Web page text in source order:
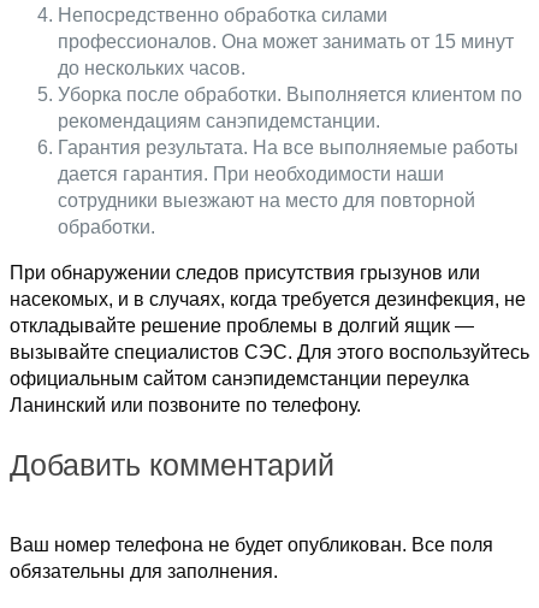
Непосредственно обработка силами
профессионалов. Она может занимать от 15 минут
до нескольких часов.
Уборка после обработки. Выполняется клиентом по
рекомендациям санэпидемстанции.
Гарантия результата. На все выполняемые работы
дается гарантия. При необходимости наши
сотрудники выезжают на место для повторной
обработки.
При обнаружении следов присутствия грызунов или
насекомых, и в случаях, когда требуется дезинфекция, не
откладывайте решение проблемы в долгий ящик —
вызывайте специалистов СЭС. Для этого воспользуйтесь
официальным сайтом санэпидемстанции переулка
Ланинский или позвоните по телефону.
Добавить комментарий
Ваш номер телефона не будет опубликован. Все поля
обязательны для заполнения.